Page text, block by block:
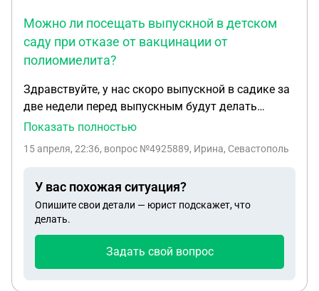
Можно ли посещать выпускной в детском
саду при отказе от вакцинации от
полиомиелита?
Здравствуйте, у нас скоро выпускной в садике за
две недели перед выпускным будут делать
прививки от полиомиелита, я попросила
группу , и разрешила чтобы мы походили на
напишу заявление что беру ответственность на
себя, в чем мне отказали и обвинили что плохая
мать не делаю прививки и что я сама виновата
что-то сделать в этой ситуации?
Показать полностью
15 апреля, 22:36, вопрос №4925889, Ирина, Севастополь
У вас похожая ситуация?
Опишите свои детали — юрист подскажет, что
делать.
Задать свой вопрос